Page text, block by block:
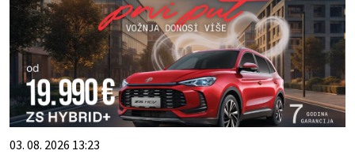
03. 08. 2026 13:23